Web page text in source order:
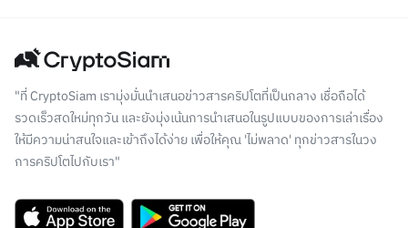
"ที่ CryptoSiam เรามุ่งมั่นนำเสนอข่าวสารคริปโตที่เป็นกลาง เชื่อถือได้
รวดเร็วสดใหม่ทุกวัน และยังมุ่งเน้นการนำเสนอในรูปแบบของการเล่าเรื่อง
ให้มีความน่าสนใจและเข้าถึงได้ง่าย เพื่อให้คุณ 'ไม่พลาด' ทุกข่าวสารในวง
การคริปโตไปกับเรา"